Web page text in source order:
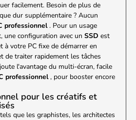
facilement. Besoin de plus de
dur supplémentaire ? Aucun
professionnel . Pour un usage
une configuration avec un SSD est
à votre PC fixe de démarrer en
de traiter rapidement les tâches
l'avantage du multi-écran, facile
professionnel , pour booster encore
pour les créatifs et
que les graphistes, les architectes